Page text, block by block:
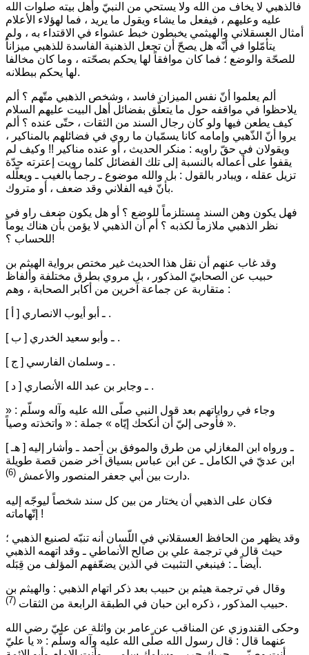
فالذهبي لا يخاف من الله ولا يستحي من النبيّ وأهل بيته صلوات الله
عليه وعليهم ، فيفعل ما يشاء ويقول ما يريد ، فما لهؤلاء الأعلام
أمثال العسقلاني والهيثمي يخبطون خبط عشواء في الاقتداء به ، ولم
يتأمّلوا في أنّه هل يصحّ أن تجعل الذهنية الفاسدة للذهبي ميزاناً
للصحّة والوضع ؛ فما كان موافقاً لها يحكم بصحّته ، وما كان مخالفا
لها يحكم ببطلانه.
ألم يعلموا أنّ نفس الميزان فاسد ، وشخص الذهبي متّهم ؟ ألم
يلاحظوا في مواقفه حول ما يتعلّق بفضائل أهل البيت عليهم السلام
كيف يطعن فيها ولو كان رجال السند من الثقات ، حتّى عنده ؟ ألم
يروا أنّ الذّهبي وإمامه كانا يسمّيان ما روي في فضائلهم بالمناكير ،
ويقولان في حقّ راويه : منكر الحديث ، أو عنده مناكير !! وكيف لم
يقفوا على أعماله بالنسبة إلى تلك الفضائل كلما رويت إعترته حدّة
تزيل عقله ، ويبادر بالقول : بل والله موضوع ـ رجماً بالغيب ـ ويعلّله
بأنّ فيه الفلاني وقد ضعف ، أو متروك.
فهل يكون وهن السند مستلزماً للوضع ؟ أو هل يكون ضعف راو في
نظر الذهبي ملازماً لكذبه ؟ أم أن الذهبي لا يؤمن بأن هناك يوماً
للحساب ؟!
وقد غاب عنهم أن نقل هذا الحديث غير مختص برواية الهيثم بن
حبيب عن الصحابيّ المذكور ، بل مروي بطرق مختلفة وألفاظ
متقاربة عن جماعة آخرين من أكابر الصحابة ، وهم :
[ أ ] ـ أبو أيوب الانصاري .
[ ب ] ـ وأبو سعيد الخدري .
[ ج ] ـ وسلمان الفارسي .
[ د ] ـ وجابر بن عبد الله الأنصاري .
وجاء في رواياتهم بعد قول النبي صلّى الله عليه وآله وسلّم : «
فأوحى إليّ أن أنكحك إيّاه » جملة : « واتخذته وصياً ».
[ هـ ] ـ ورواه ابن المغازلي من طرق والموفق بن أحمد ـ وأشار إليه
ابن عديّ في الكامل ـ عن ابن عباس بسياق آخر ضمن قصة طويلة
دارت بين أبي جعفر المنصور والأعمش (6) .
فكان على الذهبي أن يختار من بين كل سند شخصاً ليوجّه إليه
إتّهاماته !
وقد يظهر من الحافظ العسقلاني في اللّسان أنه تنبّه لصنيع الذهبي ؛
حيث قال في ترجمة علي بن صالح الأنماطي ـ وقد اتهمه الذهبي
أيضاً ـ : فينبغي التثبيت في الذين يضعّفهم المؤلف من قِبَله.
وقال في ترجمة هيثم بن حبيب بعد ذكر اتهام الذهبي : والهيثم بن
حبيب المذكور ، ذكره ابن حبان في الطبقة الرابعة من الثقات (7) .
وحكى القندوزي عن المناقب عن عامر بن واثلة عن عليّ رضي الله
عنهما قال : قال رسول الله صلّى الله عليه وآله وسلّم : « يا عليّ